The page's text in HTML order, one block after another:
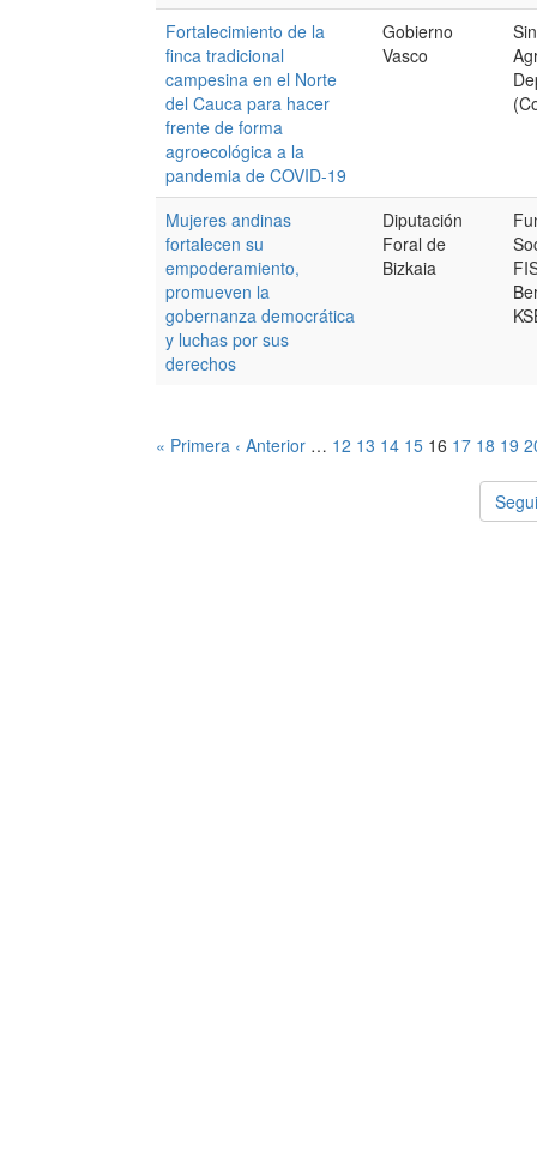
Fortalecimiento de la
finca tradicional
campesina en el Norte
del Cauca para hacer
frente de forma
agroecológica a la
pandemia de COVID-19
Gobierno
Vasco
Mujeres andinas
fortalecen su
empoderamiento,
promueven la
gobernanza democrática
y luchas por sus
derechos
Diputación
Foral de
Bizkaia
« Primera ‹ Anterior … 12 13 14 15 16 17 18 19